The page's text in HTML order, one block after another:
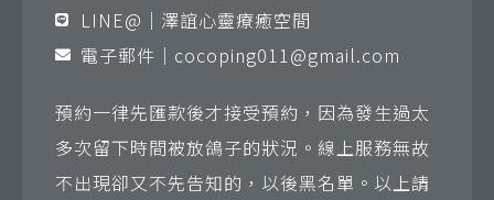
LINE@｜澤誼心靈療癒空間
電子郵件｜ cocoping011@gmail.com
預約一律先匯款後才接受預約，因為發生過太
多次留下時間被放鴿子的狀況。線上服務無故
不出現卻又不先告知的，以後黑名單。以上請